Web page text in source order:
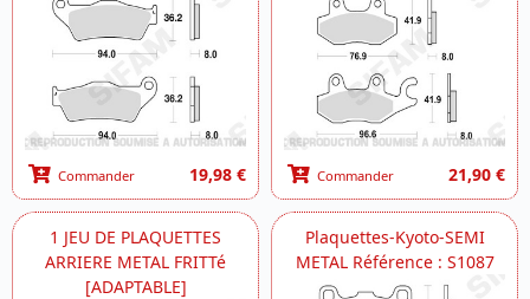
Commander 19,98 € Commander 21,90 €
1 JEU DE PLAQUETTES
ARRIERE METAL FRITTé
[ADAPTABLE]
Plaquettes-Kyoto-SEMI
METAL Référence : S1087